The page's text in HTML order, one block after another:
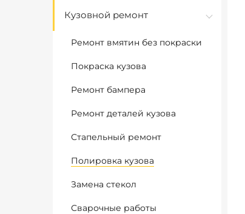
Кузовной ремонт
Ремонт вмятин без покраски
Покраска кузова
Ремонт бампера
Ремонт деталей кузова
Стапельный ремонт
Полировка кузова
Замена стекол
Сварочные работы